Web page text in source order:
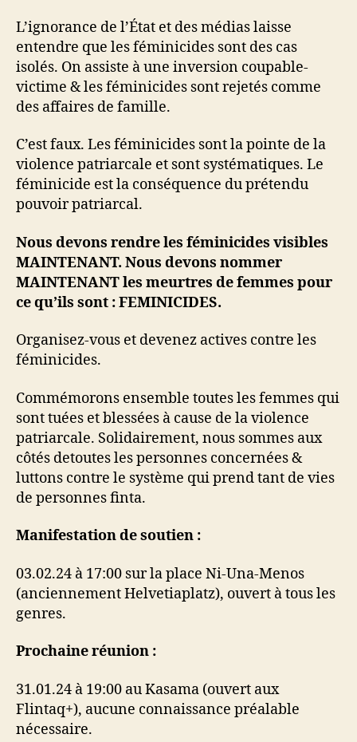
L’ignorance de l’État et des médias laisse
entendre que les féminicides sont des cas
isolés. On assiste à une inversion coupable-
victime & les féminicides sont rejetés comme
des affaires de famille.
C’est faux. Les féminicides sont la pointe de la
violence patriarcale et sont systématiques. Le
féminicide est la conséquence du prétendu
pouvoir patriarcal.
Nous devons rendre les féminicides visibles
MAINTENANT. Nous devons nommer
MAINTENANT les meurtres de femmes pour
ce qu’ils sont : FEMINICIDES.
Organisez-vous et devenez actives contre les
féminicides.
Commémorons ensemble toutes les femmes qui
sont tuées et blessées à cause de la violence
patriarcale. Solidairement, nous sommes aux
côtés detoutes les personnes concernées &
luttons contre le système qui prend tant de vies
de personnes finta.
Manifestation de soutien :
03.02.24 à 17:00 sur la place Ni-Una-Menos
(anciennement Helvetiaplatz), ouvert à tous les
genres.
Prochaine réunion :
31.01.24 à 19:00 au Kasama (ouvert aux
Flintaq+), aucune connaissance préalable
nécessaire.